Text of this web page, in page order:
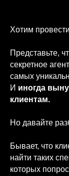
Хотим
Представьте,
секретное
самых
И иногда
клиентам.
Но давайте
Бывает, что
найти таких
которых